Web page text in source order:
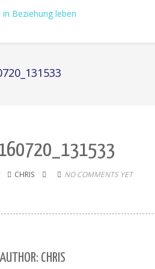
CHRIS NO COMMENTS YET
CHRIS